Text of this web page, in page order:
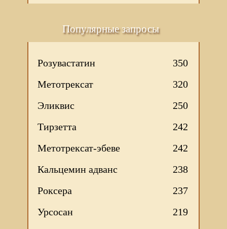
Популярные запросы
Розувастатин
350
Метотрексат
320
Эликвис
250
Тирзетта
242
Метотрексат-эбеве
242
Кальцемин адванс
238
Роксера
237
Урсосан
219